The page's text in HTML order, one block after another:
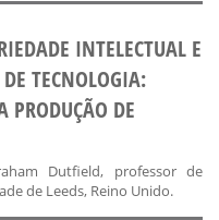
INTELECTUAL E
TECNOLOGIA:
PRODUÇÃO DE
Dutfield, professor de
de Leeds, Reino Unido.